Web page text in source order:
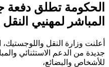
الحكومة تطلق دفعة
المباشر لمهنيي
أعلنت وزارة النقل واللوجستيك،
جديدة من الدعم الاستثنائي
للأشخاص والبضائع،